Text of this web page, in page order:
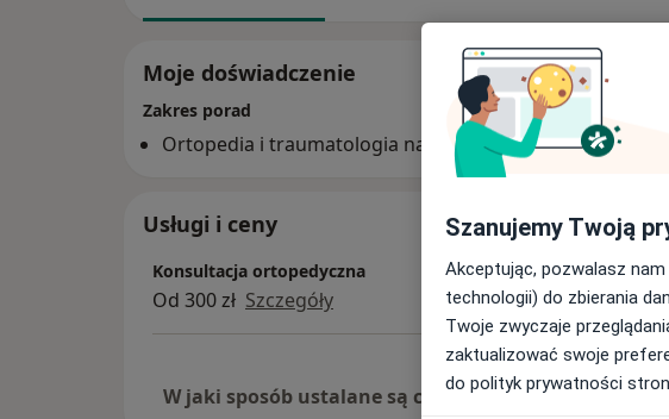
Moje doświadczenie
Zakres porad
Ortopedia i traumatologia narządu ruchu
Usługi i ceny
Konsultacja ortopedyczna
Od 300 zł Szczegóły
W jaki sposób ustalane są ceny?
Szanujemy Twoją
Akceptując, pozwalasz
technologii) do zbierania
Twoje zwyczaje
zaktualizować swoje
do polityk prywatności